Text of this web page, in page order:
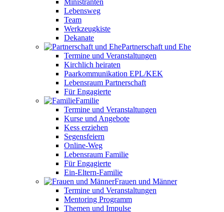
Ministranten
Lebensweg
Team
Werkzeugkiste
Dekanate
Partnerschaft und Ehe
Termine und Veranstaltungen
Kirchlich heiraten
Paarkommunikation EPL/KEK
Lebensraum Partnerschaft
Für Engagierte
Familie
Termine und Veranstaltungen
Kurse und Angebote
Kess erziehen
Segensfeiern
Online-Weg
Lebensraum Familie
Für Engagierte
Ein-Eltern-Familie
Frauen und Männer
Termine und Veranstaltungen
Mentoring Programm
Themen und Impulse